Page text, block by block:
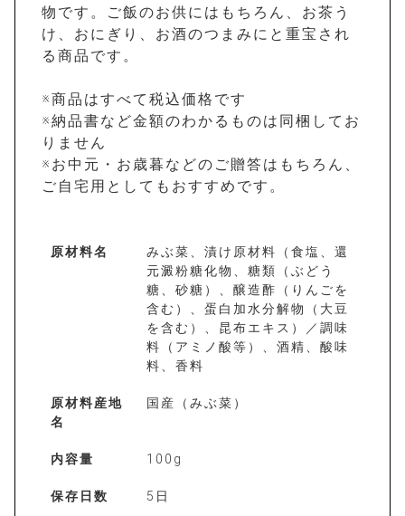
物です。ご飯のお供にはもちろん、お茶う
け、おにぎり、お酒のつまみにと重宝され
る商品です。
※商品はすべて税込価格です
※納品書など金額のわかるものは同梱してお
りません
※お中元・お歳暮などのご贈答はもちろん、
ご自宅用としてもおすすめです。
原材料名
みぶ菜、漬け原材料（食塩、還
元澱粉糖化物、糖類（ぶどう
糖、砂糖）、醸造酢（りんごを
含む）、蛋白加水分解物（大豆
を含む）、昆布エキス）／調味
料（アミノ酸等）、酒精、酸味
料、香料
原材料産地
名
国産（みぶ菜）
内容量 100g
保存日数 5日